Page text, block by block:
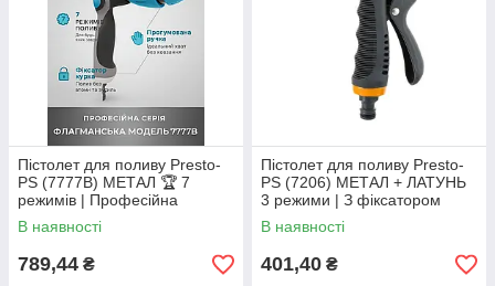
Пістолет для поливу Presto-
PS (7777B) МЕТАЛ 🏆 7
режимів | Професійна
модель з фіксатором
В наявності
789,44 ₴
Пістолет для поливу Presto-
PS (7206) МЕТАЛ + ЛАТУНЬ
3 режими | З фіксатором
курка для комфортного
поливу
В наявності
401,40 ₴